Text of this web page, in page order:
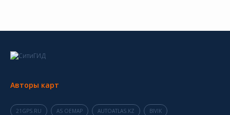
Авторы карт
21GPS.RU AS OEMAP AUTOATLAS.KZ BIVIK